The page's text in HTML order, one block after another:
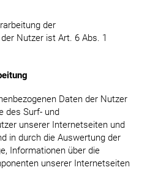
der
Nutzer ist Art. 6 Abs. 1
Daten der Nutzer
des Surf- und
unserer Internetseiten und
in durch die Auswertung der
Informationen über die
unserer Internetseiten